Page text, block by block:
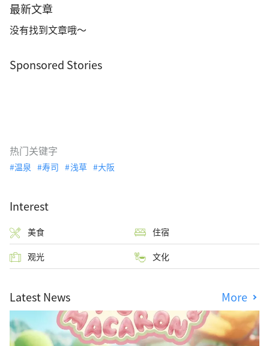
最新文章
没有找到文章哦～
Sponsored Stories
热门关键字
温泉 寿司 浅草 大阪
Interest
美食 住宿
观光 文化
Latest News More